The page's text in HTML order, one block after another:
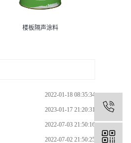
楼板隔声涂料
2022-01-18 08:35:34
2023-01-17 21:20:31
2022-07-03 21:50:16
2022-07-02 21:50:25